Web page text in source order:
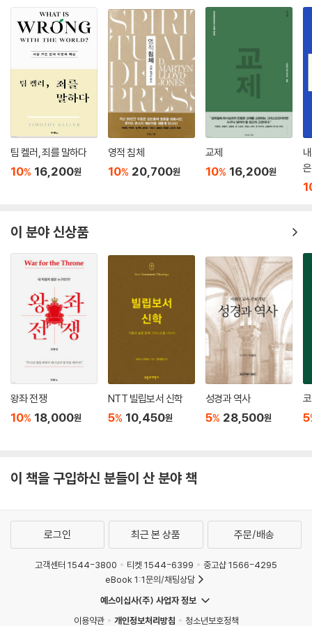
--- p.121
모든 믿는 자들은 은사에 상관없이 전도 사역을 감당해야 한다. 모든 성도
가 전도자로 부름 받은 것은 아니다(모든 이들이 사도, 예언자, 목사나 선
생님으로 부름을 받지 않은 것과 같다). 분명한 사실은 그리스도 안에 있는
모든 이는 부활하신 예수님에 대해 전해야 한다는 것이다. 우리는 다른 사
람에게 축복이 되고(창 12:1-3), 모든 민족을 제자 삼고(마 28:19), 회개
와 용서를 설교하고(눅 24:47), 그의 증인이 되어 (행 1:8) 그의 영광을
선포하기 위해(벧전 2:9) 하나님의 가족이 되었다.
--- p.142
나는 가끔 몸이 좋지 않아서 복음을 전하지 않은 적도 있고, 기분이 좋지 않
아서 전도를 포기한 적도 있다. 죄에 빠져 증인의 일을 감당하지 않은 적도
있다. 주님이 바라시는 일을 우리가 하고 싶다는 감정에 이끌려서는 안 된
다. 주님은 감정이 아닌 충성됨으로 섬겨야 한다.
--- p.161
당신이 전도할 때 실수를 할까 봐 두려워한다면, 그 염려를 죄악으로 고백
하고 회개하라. 바울은 말하길 “주께서 가까우시니라 아무것도 염려하지
말고 다만 모든 일에 기도와 간구로, 너희 구할 것을 감사함으로 하나님께
아뢰라 그리하면 모든 지각에 뛰어난 하나님의 평강이 그리스도 예수 안에
서 너희 마음과 생각을 지키시리 라”(빌 4:5-7). 주님의 평안은 우리를 풍
성경에는 우리가 낯선 사람에게 복음을 전해야 한다고 나와 있다. 앞장들
19; 행 1:8; 딤전 4:2)고 성경은 말씀한다. 구체적으로 진술되어 있지 않지
만, 복음서와 사도행전에 나타난 대부분은 완전히 낯선 사람들을 전도하는
--- p.182
복음을 전하는 과정에서 상대방이 영적 주제에 관해 이야기하고 싶어 하지
않는다면 대화의 문을 열도록 강요하지 말아야 한다는 것이다. 기억하라.
팀 켈러, 죄를 말하다
10% 16,200원
영적 침체
10% 20,700원
교제
10% 16,200원
이 분야 신상품
왕좌 전쟁
10% 18,000원
NTT 빌립보서 신학
5% 10,450원
성경과 역사
5% 28,500원 5
이 책을 구입하신 분들이 산 분야 책
로그인 최근 본 상품 주문/배송
고객센터 1544-3800 티켓 1544-6399
중고샵 1566-4295
eBook 1:1문의/채팅상담
예스이십사(주) 사업자 정보
이용약관
개인정보처리방침 청소년보호정책